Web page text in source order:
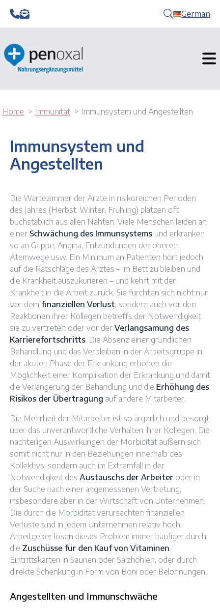
German
Home Immunität Immunsystem und Angestellten
Immunsystem und
Angestellten
Die Wartezimmer der Ärzte in risikoreichen Perioden
des Jahres (Herbst, Winter, Frühling) platzen oft
buchstäblich aus allen Nähten. Viele Menschen leiden an
einer Schwächung des Immunsystems und erkranken
so an Grippe, Angina, Entzündungen der oberen
Atemwege usw. Ein Minimum an Patienten hört jedoch
auf die Ratschläge des Arztes – im Bett zu bleiben und
die Krankheit auszukurieren – und kehrt mit der
Krankheit in die Arbeit zurück. Sie fürchten sich nicht nur
vor dem finanziellen Verlust, sondern auch vor den
Reaktionen ihrer Kollegen betreffs der Notwendigkeit
sie zu vertreten oder vor der Verlangsamung des
Karrierefortschritts. Die Absenz einer gründlichen
Behandlung und das Verbleiben in der Arbeitsgruppe in
der akuten Phase der Erkrankung erhöhen die
Möglichkeit einer Komplikation der Erkrankung und damit
die Verlängerung der Behandlung und die Erhöhung des
Risikos der Übertragung auf andere Mitarbeiter.
Die Mehrheit der Mitarbeiter ist so ärgerlich und besorgt
über das unverantwortliche Verhalten ihrer Kollegen. Die
nachteiligen Auswirkungen der Morbidität äußern sich
somit nicht nur in den Beziehungen innerhalb des
Kollektivs, sondern auch im Extremfall in der
Notwendigkeit des Austauschs der Arbeiter oder in
der Suche nach einer angemessenen Vertretung,
insbesondere aber in der Wirtschaft von Unternehmen.
Die durch die Morbidität verursachten finanziellen
Verluste sind in jedem Unternehmen relativ hoch.
Arbeitgeber lösen dieses Problem immer häufiger durch
die Zuschüsse für den Kauf von Vitaminen,
Eintrittskarten in Saunen oder Salzhöhlen, oder durch
direkte Schenkung in Form von Boni oder Belohnungen.
Angestellten und Immunschwäche